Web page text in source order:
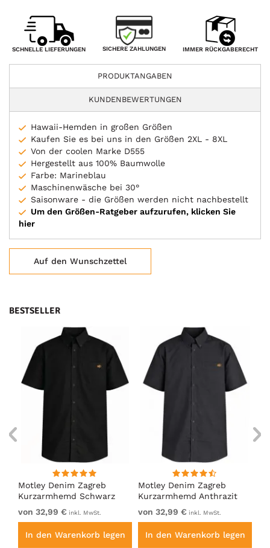
SCHNELLE LIEFERUNGEN SICHERE ZAHLUNGEN IMMER RÜCKGABERECHT
PRODUKTANGABEN
KUNDENBEWERTUNGEN
Hawaii-Hemden in großen Größen
Kaufen Sie es bei uns in den Größen 2XL - 8XL
Von der coolen Marke D555
Hergestellt aus 100% Baumwolle
Farbe: Marineblau
Maschinenwäsche bei 30°
Saisonware - die Größen werden nicht nachbestellt
Um den Größen-Ratgeber aufzurufen, klicken Sie
hier
Auf den Wunschzettel
BESTSELLER
Motley Denim Zagreb
Kurzarmhemd Schwarz
von 32,99 € inkl. MwSt.
In den Warenkorb legen
Motley Denim Zagreb
Kurzarmhemd Anthrazit
von 32,99 € inkl. MwSt.
In den Warenkorb legen